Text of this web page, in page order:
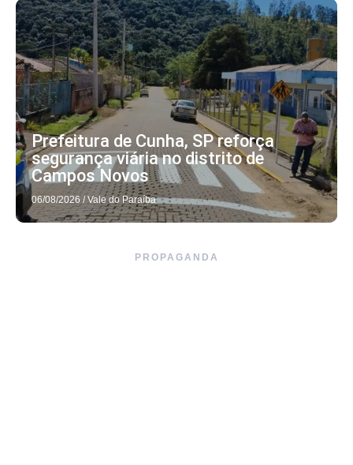
Prefeitura de Cunha, SP reforça
segurança viária no distrito de
Campos Novos
06/08/2026 / Vale do Paraíba
PROPAGANDA